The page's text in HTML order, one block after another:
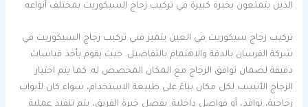
الذين يتمتعون بخبرة كبيرة في تركيب زجاج السيكوريت بمختلف أنواعه.
تركيب زجاج سيكوريت في العين يتميز فني تركيب زجاج السيكوريت في
شركة الفرسان بالدقة والاهتمام بالتفاصيل. حيث يقوم بأخذ قياسات
دقيقة لضمان توافق الزجاج مع المكان المخصص له. كما يتم اختيار
الزجاج الأنسب لكل مكان بناءً على طبيعة الاستخدام، سواء كان لأبواب
زجاجية، نوافذ، أو فواصل داخلية. بفضل خبرة الفريق، يتم تنفيذ عملية